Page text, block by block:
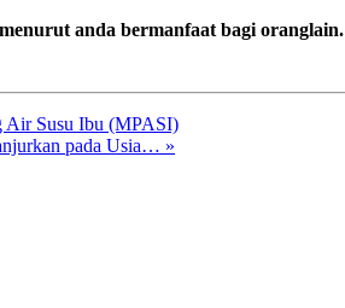
anda bermanfaat bagi oranglain.
Air Susu Ibu (MPASI)
pada Usia… »